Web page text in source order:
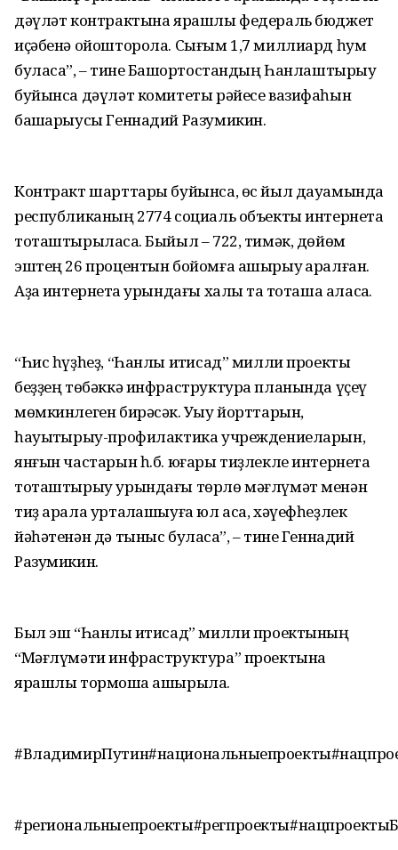
дәүләт контрактына ярашлы федераль бюджет
иҫәбенә ойошторола. Сығым 1,7 миллиард һум
буласаҡ”, – тине Башҡортостандың Һанлаштырыу
буйынса дәүләт комитеты рәйесе вазифаһын
башҡарыусы Геннадий Разумикин.
Контракт шарттары буйынса, өс йыл дауамында
республиканың 2774 социаль объекты интернетҡа
тоташтырыласаҡ. Быйыл – 722, тимәк, дөйөм
эштең 26 процентын бойомға ашырыу ҡаралған.
Аҙаҡ интернетҡа урындағы халыҡ та тоташа аласаҡ.
“Һис һүҙһеҙ, “Һанлы иҡтисад” милли проекты
беҙҙең төбәккә инфраструктура планында үҫеү
мөмкинлеген бирәсәк. Уҡыу йорттарын,
һауыҡтырыу-профилактика учреждениеларын,
янғын частарын һ.б. юғары тиҙлекле интернетҡа
тоташтырыу урындағы төрлө мәғлүмәт менән
тиҙ арала уртаҡлашыуға юл аса, хәүефһеҙлек
йәһәтенән дә тыныс буласаҡ”, – тине Геннадий
Разумикин.
Был эш “Һанлы иҡтисад” милли проектының
“Мәғлүмәти инфраструктура” проектына
ярашлы тормошҡа ашырыла.